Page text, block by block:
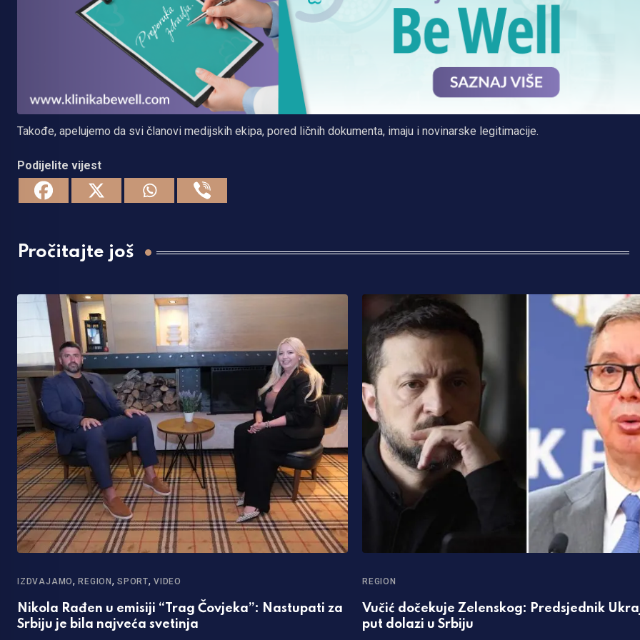
Takođe, apelujemo da svi članovi medijskih ekipa, pored ličnih dokumenta, imaju i novinarske legitimacije.
Podijelite vijest
Pročitajte još
IZDVAJAMO,REGION,SPORT,VIDEO
Nikola Rađen u emisiji “Trag Čovjeka”: Nastupati za
Srbiju je bila najveća svetinja
REGION
Vučić dočekuje Zelenskog: Predsjednik
put dolazi u Srbiju